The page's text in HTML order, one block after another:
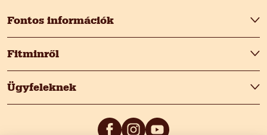
b
é
c
Fontos információk
Fitminről
Ügyfeleknek